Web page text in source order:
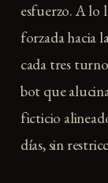
esfuerzo. A lo
forzada hacia
cada tres
bot que
ficticio
días, sin